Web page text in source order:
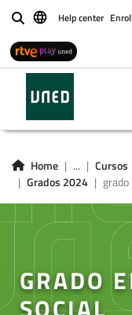
BuscarHelp center
Home ...
Cursos
Grados 2024
GRADO